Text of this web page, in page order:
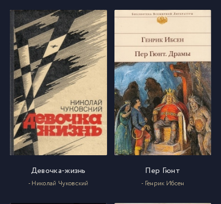
Девочка-жизнь
- Николай Чуковский
Пер Гюнт
- Генрик Ибсен